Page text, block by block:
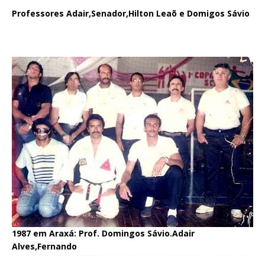
Professores Adair,Senador,Hilton Leaõ e Domigos Sávio
1987 em Araxá: Prof. Domingos Sávio.Adair
Alves,Fernando